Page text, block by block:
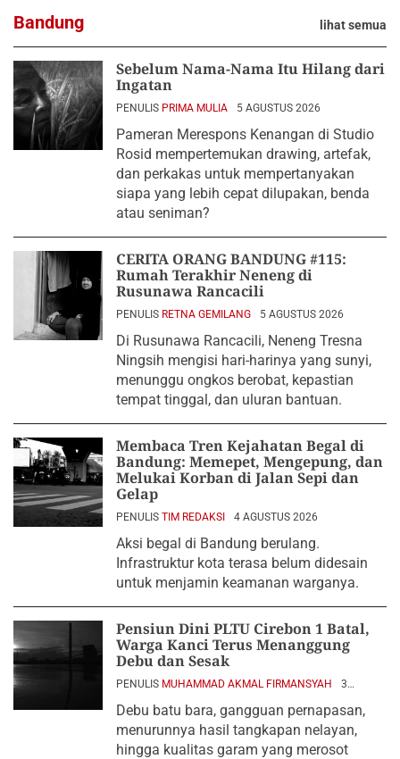
Bandung lihat semua
Sebelum Nama-Nama Itu Hilang dari
Ingatan
PENULIS PRIMA MULIA 5 AGUSTUS 2026
Pameran Merespons Kenangan di Studio
Rosid mempertemukan drawing, artefak,
dan perkakas untuk mempertanyakan
siapa yang lebih cepat dilupakan, benda
atau seniman?
CERITA ORANG BANDUNG #115:
Rumah Terakhir Neneng di
Rusunawa Rancacili
PENULIS RETNA GEMILANG 5 AGUSTUS 2026
Di Rusunawa Rancacili, Neneng Tresna
Ningsih mengisi hari-harinya yang sunyi,
menunggu ongkos berobat, kepastian
tempat tinggal, dan uluran bantuan.
Membaca Tren Kejahatan Begal di
Bandung: Memepet, Mengepung, dan
Melukai Korban di Jalan Sepi dan
Gelap
PENULIS TIM REDAKSI 4 AGUSTUS 2026
Aksi begal di Bandung berulang.
Infrastruktur kota terasa belum didesain
untuk menjamin keamanan warganya.
Pensiun Dini PLTU Cirebon 1 Batal,
Warga Kanci Terus Menanggung
Debu dan Sesak
PENULIS MUHAMMAD AKMAL FIRMANSYAH
3
Debu batu bara, gangguan pernapasan,
menurunnya hasil tangkapan nelayan,
hingga kualitas garam yang merosot